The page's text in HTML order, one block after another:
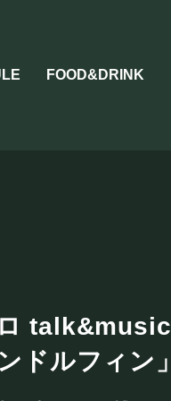
FOOD&DRINK
ロ talk&music
ドルフィン」